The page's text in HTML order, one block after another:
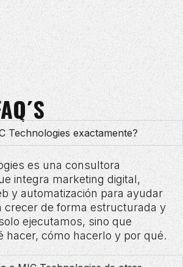
Technologies exactamente?
es una consultora
integra marketing digital,
y automatización para ayudar
crecer de forma estructurada y
ejecutamos, sino que
hacer, cómo hacerlo y por qué.